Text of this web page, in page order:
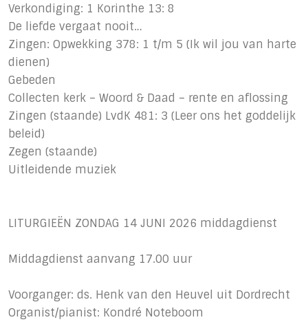
Verkondiging: 1 Korinthe 13: 8
De liefde vergaat nooit…
Zingen: Opwekking 378: 1 t/m 5 (Ik wil jou van harte
dienen)
Gebeden
Collecten kerk – Woord & Daad – rente en aflossing
Zingen (staande) LvdK 481: 3 (Leer ons het goddelijk
beleid)
Zegen (staande)
Uitleidende muziek
LITURGIEËN ZONDAG 14 JUNI 2026 middagdienst
Middagdienst aanvang 17.00 uur
Voorganger: ds. Henk van den Heuvel uit Dordrecht
Organist/pianist: Kondré Noteboom